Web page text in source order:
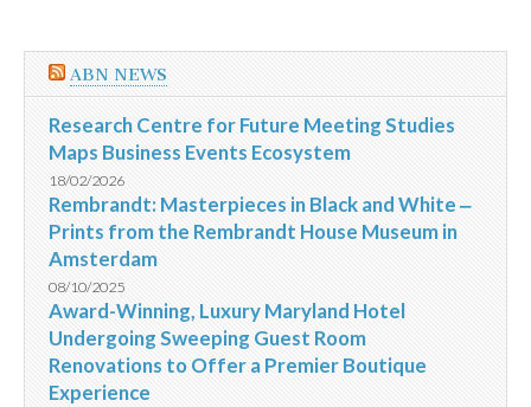
ABN NEWS
Research Centre for Future Meeting Studies
Maps Business Events Ecosystem
18/02/2026
Rembrandt: Masterpieces in Black and White ‒
Prints from the Rembrandt House Museum in
Amsterdam
08/10/2025
Award-Winning, Luxury Maryland Hotel
Undergoing Sweeping Guest Room
Renovations to Offer a Premier Boutique
Experience